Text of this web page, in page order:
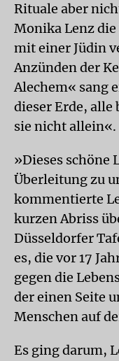
Rituale aber
Monika Lenz
mit einer Jüdin
Anzünden der
Alechem« sang
dieser Erde, alle
sie nicht allein«.
»Dieses schöne
Überleitung zu
kommentierte
kurzen Abriss
Düsseldorfer
es, die vor 17
gegen die
der einen Seite
Menschen auf
Es ging darum,